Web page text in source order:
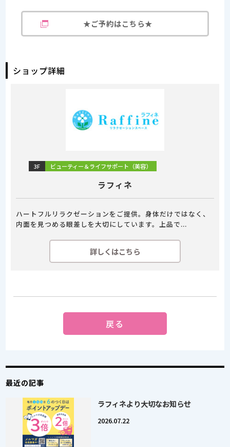
★ご予約はこちら★
ショップ詳細
3F ビューティー＆ライフサポート（美容）
ラフィネ
ハートフルリラクゼーションをご提供。身体だけではなく、
内面を見つめる眼差しを大切にしています。上品で...
詳しくはこちら
戻る
最近の記事
ラフィネより大切なお知らせ
2026.07.22